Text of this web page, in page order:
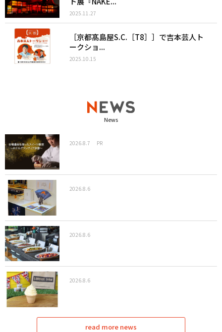
2025.11.27
［京都髙島屋S.C.［T8］］で吉本芸人ト
ークショ...
2025.10.15
News
2026.8.7 PR
2026.8.6
2026.8.6
2026.8.6
read more news